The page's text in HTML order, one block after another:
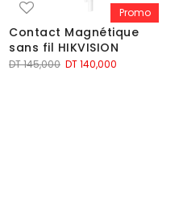
était :
DT 1.000,000.
est :
DT
Promo
Contact Magnétique
sans fil HIKVISION
DT145,000 Le
DT140,000